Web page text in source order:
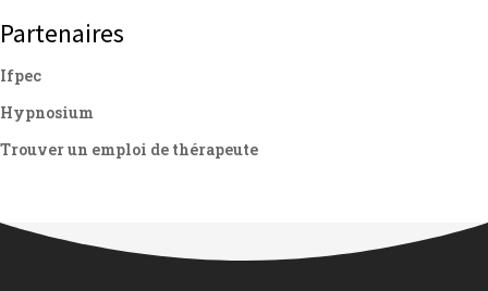
Partenaires
Ifpec
Hypnosium
Trouver un emploi de thérapeute